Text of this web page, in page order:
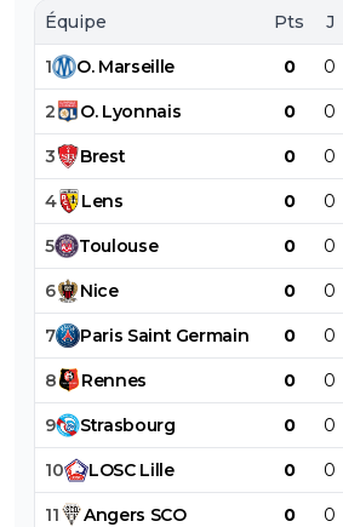
Équipe Pts J
1 O. Marseille 0 0
2 O. Lyonnais 0 0
3 Brest 0 0
4 Lens 0 0
5 Toulouse 0 0
6 Nice 0 0
7 Paris Saint Germain 0 0
8 Rennes 0 0
9 Strasbourg 0 0
10 LOSC Lille 0 0
11 Angers SCO 0 0